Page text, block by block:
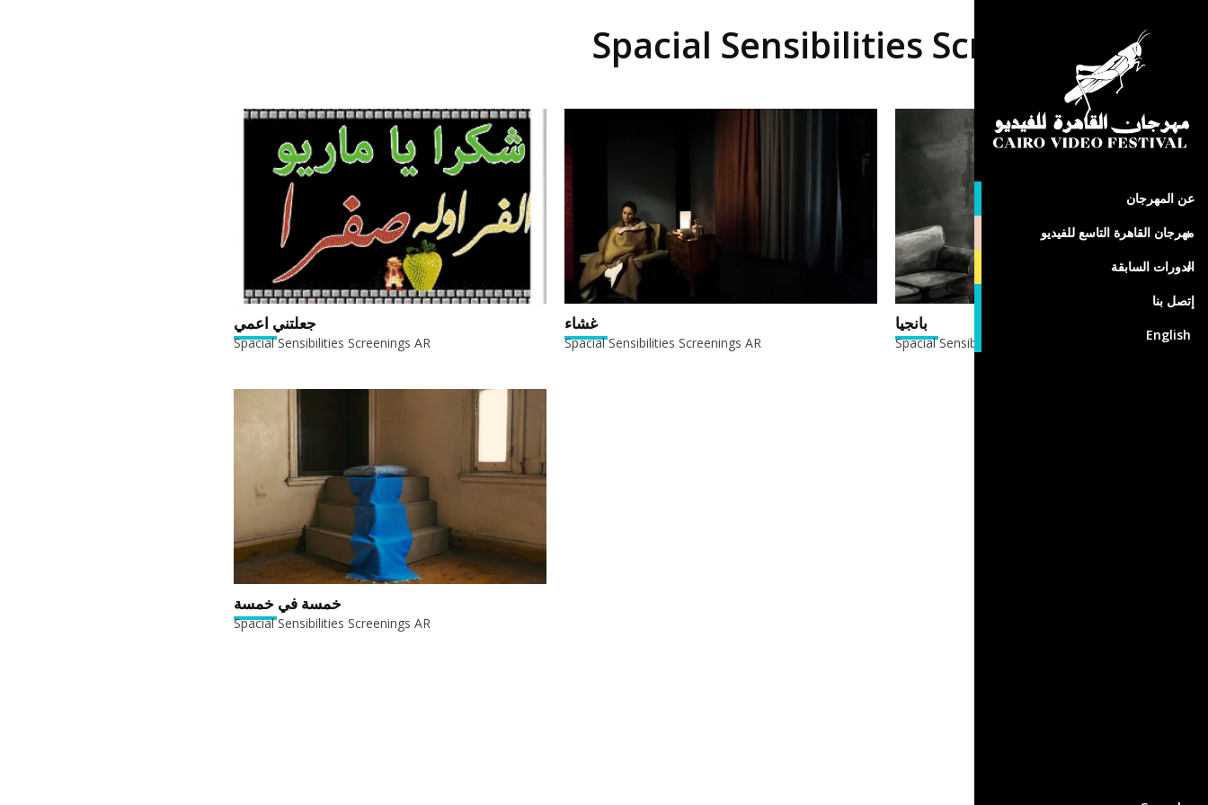
عن المهرجان
مهرجان القاهرة التاسع للفيديو
الدورات السابقة
إتصل بنا
English
Spacial Sensibilities Screenings AR
جعلتني اعمي
Spacial Sensibilities Screenings AR
غشاء
Spacial Sensibilities Screenings AR
بانجيا
Spacial Sensibilities Screenings AR
خمسة في خمسة
Spacial Sensibilities Screenings AR